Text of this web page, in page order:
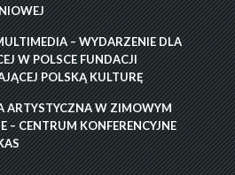
– WYDARZENIE DLA
W POLSCE FUNDACJI
POLSKĄ KULTURĘ
ARTYSTYCZNA W ZIMOWYM
– CENTRUM KONFERENCYJNE